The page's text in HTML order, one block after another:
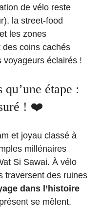
de vélo reste
la street-food
les zones
coins cachés
voyageurs éclairés !
étape :
! ❤️
et joyau classé à
millénaires
Si Sawai. À vélo
traversent des ruines
dans l’histoire
se mêlent.